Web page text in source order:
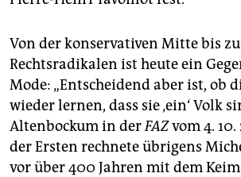
Von der konservativen Mitte bis
Rechtsradikalen ist heute ein
Mode: „Entscheidend aber ist, ob
wieder lernen, dass sie ‚ein‘ Volk
Altenbockum in derFAZvom 4. 10.
der Ersten rechnete übrigens
vor über 400 Jahren mit dem